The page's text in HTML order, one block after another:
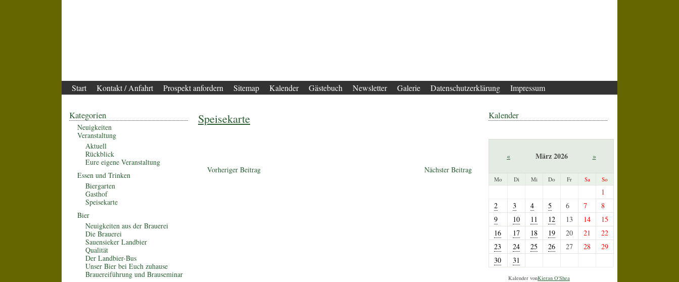
Start Kontakt / Anfahrt Prospekt anfordern Sitemap Kalender Gästebuch Newsletter Galerie Datenschutzerklärung Impressum
Speisekarte
Vorheriger Beitrag Nächster Beitrag
Kategorien
Neuigkeiten
Veranstaltung
Aktuell
Rückblick
Eure eigene Veranstaltung
Essen und Trinken
Biergarten
Gasthof
Speisekarte
Bier
Neuigkeiten aus der Brauerei
Die Brauerei
Sauensieker Landbier
Qualität
Der Landbier-Bus
Unser Bier bei Euch zuhause
Brauereiführung und Brauseminar
Kalender
« März 2026 »
Mo Di Mi Do Fr Sa So
1
2
3 4 5 6 7
8
9
10 11 12 13 14
15
16
17 18 19 20 21
22
23
24 25 26 27 28
29
30
31
Kalender vonKieran O'Shea